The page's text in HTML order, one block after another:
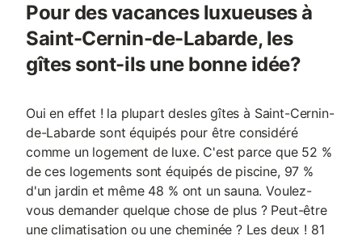
Pour des vacances luxueuses à
Saint-Cernin-de-Labarde, les
gîtes sont-ils une bonne idée?
Oui en effet ! la plupart desles gîtes à Saint-Cernin-
de-Labarde sont équipés pour être considéré
comme un logement de luxe. C'est parce que 52 %
de ces logements sont équipés de piscine, 97 %
d'un jardin et même 48 % ont un sauna. Voulez-
vous demander quelque chose de plus ? Peut-être
une climatisation ou une cheminée ? Les deux ! 81